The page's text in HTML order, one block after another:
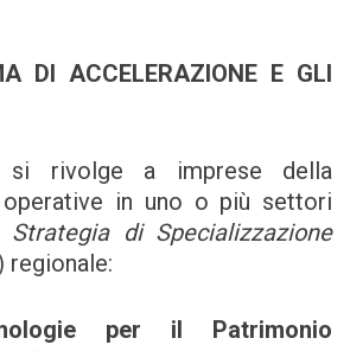
DI ACCELERAZIONE E GLI
si rivolge a imprese della
in uno o più settori
di Specializzazione
regionale:
per il Patrimonio